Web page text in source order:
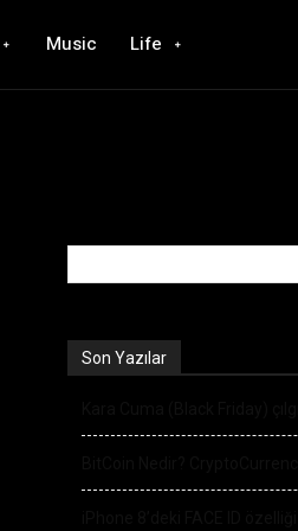
Music Life
Son Yazılar